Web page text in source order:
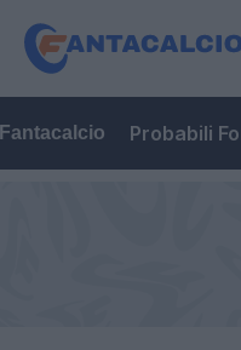
Fantacalcio Probabili